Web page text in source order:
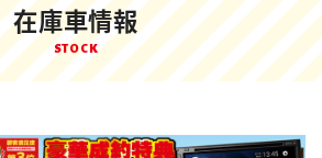
在庫車情報
STOCK